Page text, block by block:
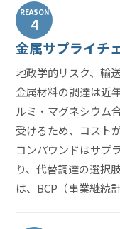
REASON
4
金属サプライチ
地政学的リスク、輸
金属材料の調達は近
ルミ・マグネシウム
受けるため、コスト
コンパウンドはサプ
り、代替調達の選択
は、BCP（事業継続